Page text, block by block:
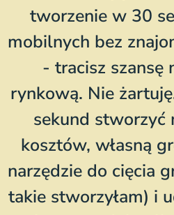
tworzenie w 30
mobilnych bez
- tracisz szansę
rynkową. Nie
sekund stworzyć
kosztów, własną
narzędzie do cięcia
takie stworzyłam) i